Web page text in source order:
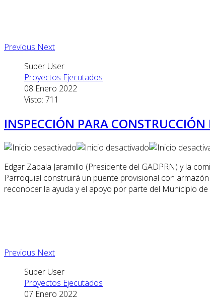
Previous Next
Super User
Proyectos Ejecutados
08 Enero 2022
Visto: 711
INSPECCIÓN PARA
Edgar Zabala Jaramillo (Presidente del GADPRN) y la
Parroquial construirá un puente provisional con
reconocer la ayuda y el apoyo por parte del Municipio
Previous Next
Super User
Proyectos Ejecutados
07 Enero 2022